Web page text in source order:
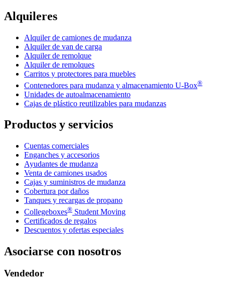
Alquileres
Alquiler de camiones de mudanza
Alquiler de van de carga
Alquiler de remolque
Alquiler de remolques
Carritos y protectores para muebles
Contenedores para mudanza y almacenamiento U-Box®
Unidades de autoalmacenamiento
Cajas de plástico reutilizables para mudanzas
Productos y servicios
Cuentas comerciales
Enganches y accesorios
Ayudantes de mudanza
Venta de camiones usados
Cajas y suministros de mudanza
Cobertura por daños
Tanques y recargas de propano
Collegeboxes® Student Moving
Certificados de regalos
Descuentos y ofertas especiales
Asociarse con nosotros
Vendedor